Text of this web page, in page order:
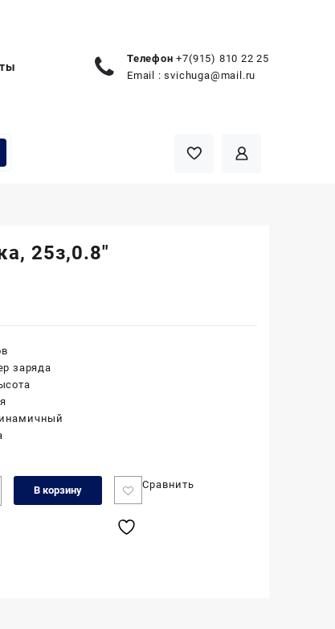
Телефон +7(915) 810 22 25
Email :svichuga@mail.ru
25з,0.8″
заряда
В корзину Сравнить